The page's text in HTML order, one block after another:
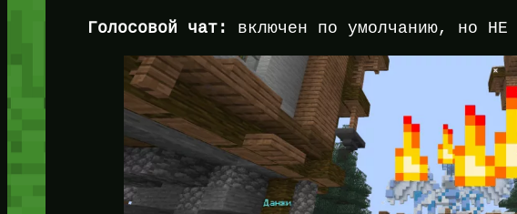
Голосовой чат: включен по умолчанию, но НЕ